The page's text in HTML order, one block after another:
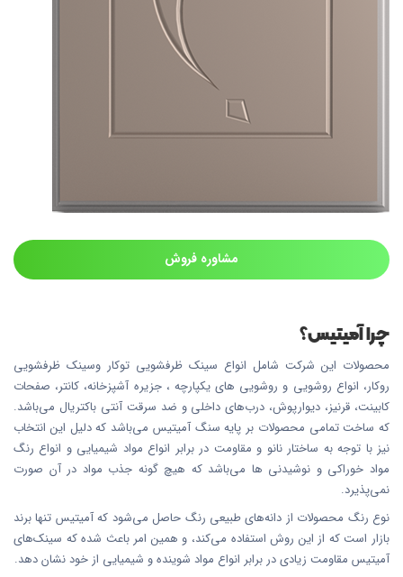
مشاوره فروش
چرا آمیتیس؟
محصولات این شرکت شامل انواع سینک ظرفشویی توکار وسینک ظرفشویی
روکار، انواع روشویی و روشویی های یکپارچه ، جزیره آشپزخانه، کانتر، صفحات
کابینت، قرنیز، دیوارپوش، درب‌های داخلی و ضد سرقت آنتی باکتریال می‌باشد.
که ساخت تمامی محصولات بر پایه سنگ آمیتیس می‌باشد که دلیل این انتخاب
نیز با توجه به ساختار نانو و مقاومت در برابر انواع مواد شیمیایی و انواع رنگ
مواد خوراکی و نوشیدنی ها می‌باشد که هیچ گونه جذب مواد در آن صورت
نمی‌پذیرد.
نوع رنگ محصولات از دانه‌های طبیعی رنگ حاصل می‌شود که آمیتیس تنها برند
بازار است که از این روش استفاده می‌کند، و همین امر باعث شده که سینک‌های
آمیتیس مقاومت زیادی در برابر انواع مواد شوینده و شیمیایی از خود نشان دهد.